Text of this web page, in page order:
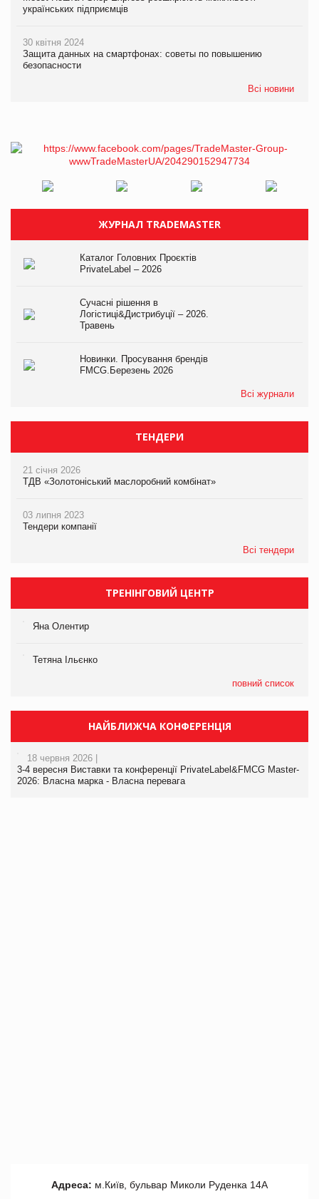
українських підприємців
30 квітня 2024
Защита данных на смартфонах: советы по повышению
безопасности
Всі новини
ЖУРНАЛ TRADEMASTER
Каталог Головних Проєктів
PrivateLabel – 2026
Сучасні рішення в
Логістиці&Дистрибуції – 2026.
Травень
Новинки. Просування брендів
FMCG.Березень 2026
Всі журнали
ТЕНДЕРИ
21 січня 2026
ТДВ «Золотоніський маслоробний комбінат»
03 липня 2023
Тендери компанії
Всі тендери
ТРЕНІНГОВИЙ ЦЕНТР
Яна Олентир
Тетяна Ільєнко
повний список
НАЙБЛИЖЧА КОНФЕРЕНЦІЯ
18 червня 2026 |
3-4 вересня Виставки та конференції PrivateLabel&FMCG Master-
2026: Власна марка - Власна перевага
Адреса: м.Київ, бульвар Миколи Руденка 14А